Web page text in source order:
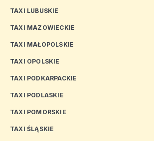
TAXI LUBUSKIE
TAXI MAZOWIECKIE
TAXI MAŁOPOLSKIE
TAXI OPOLSKIE
TAXI PODKARPACKIE
TAXI PODLASKIE
TAXI POMORSKIE
TAXI ŚLĄSKIE